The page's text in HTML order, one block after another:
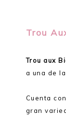
Trou
Trou aux
a una de
Cuenta
gran